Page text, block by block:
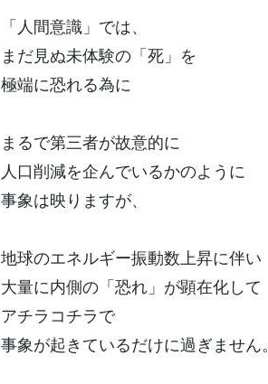
「人間意識」では、
まだ見ぬ未体験の「死」を
極端に恐れる為に
まるで第三者が故意的に
人口削減を企んでいるかのように
事象は映りますが、
地球のエネルギー振動数上昇に伴い
大量に内側の「恐れ」が顕在化して
アチラコチラで
事象が起きているだけに過ぎません。